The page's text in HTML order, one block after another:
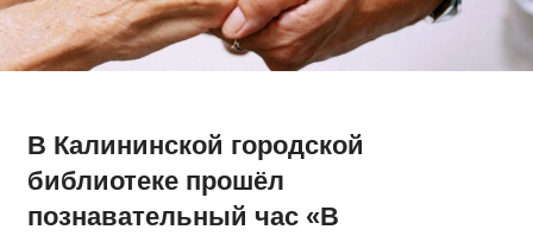
В Калининской городской
библиотеке прошёл
познавательный час «В